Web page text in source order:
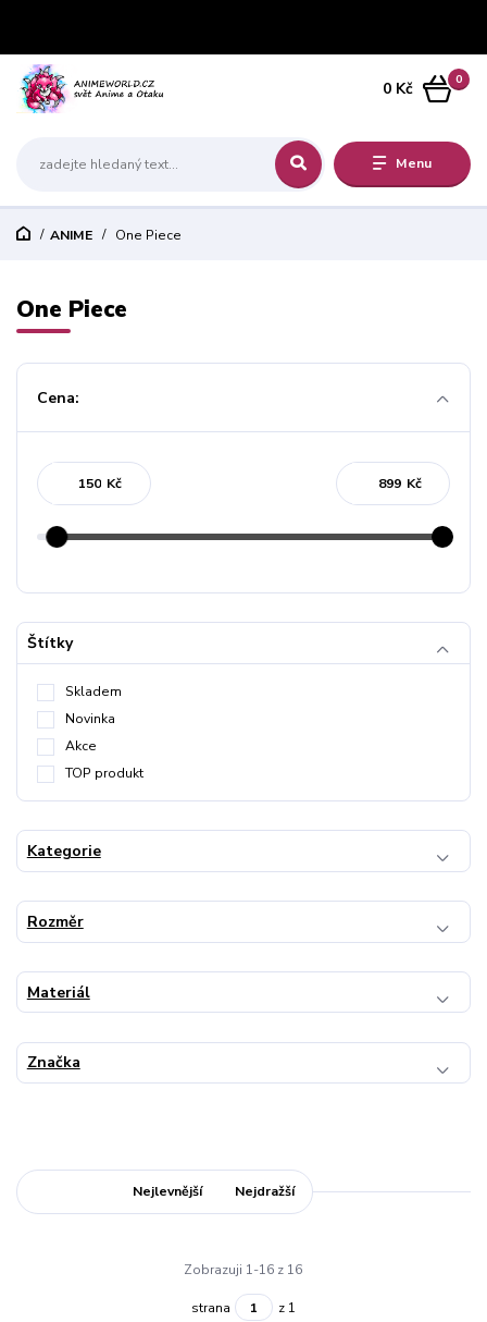
Menu
0
0 Kč
ANIME One Piece
One Piece
Cena:
Kč Kč
Štítky
Skladem
Novinka
Akce
TOP produkt
Kategorie
Rozměr
Materiál
Značka
Nejlevnější Nejdražší
Zobrazuji 1-16 z 16
strana z 1